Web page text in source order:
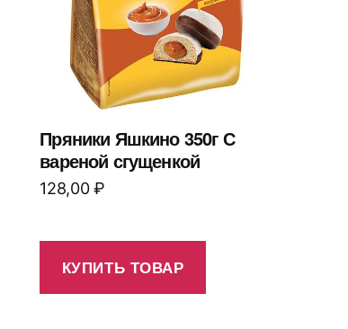
Пряники Яшкино 350г С
вареной сгущенкой
128,00₽
КУПИТЬ ТОВАР